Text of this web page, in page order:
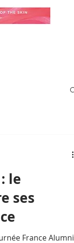
le
ses
France Alumni